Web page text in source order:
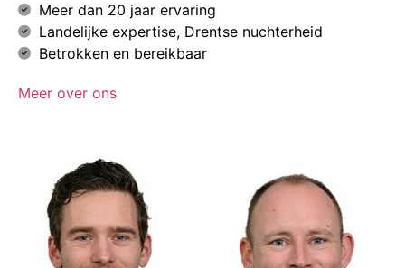
Meer dan 20 jaar ervaring
Landelijke expertise, Drentse nuchterheid
Betrokken en bereikbaar
Meer over ons